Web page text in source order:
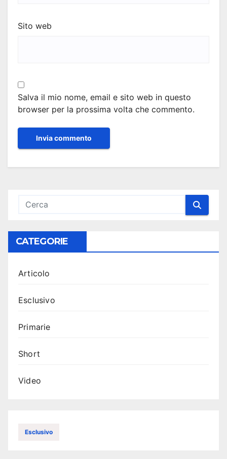
Sito web
Salva il mio nome, email e sito web in questo
browser per la prossima volta che commento.
CATEGORIE
Articolo
Esclusivo
Primarie
Short
Video
Esclusivo